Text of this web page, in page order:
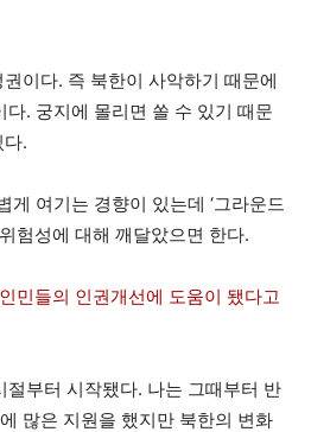
이다. 즉 북한이 사악하기 때문에
. 궁지에 몰리면 쏠 수 있기 때문
.
게 여기는 경향이 있는데 ‘그라운드
험성에 대해 깨달았으면 한다.
민들의 인권개선에 도움이 됐다고
절부터 시작됐다. 나는 그때부터 반
많은 지원을 했지만 북한의 변화